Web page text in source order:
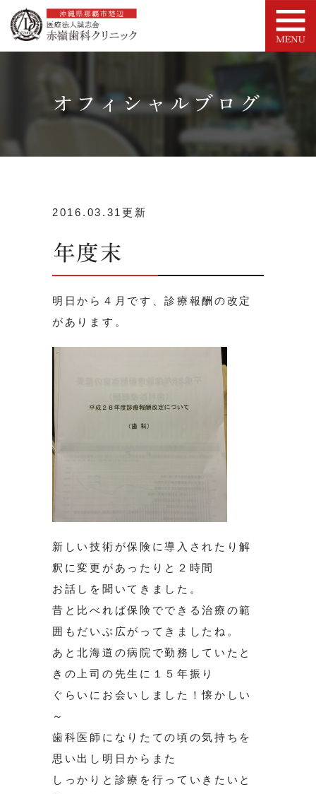
オフィシャルブログ
2016.03.31更新
年度末
明日から４月です、診療報酬の改定
があります。
新しい技術が保険に導入されたり解
釈に変更があったりと２時間
お話しを聞いてきました。
昔と比べれば保険でできる治療の範
囲もだいぶ広がってきましたね。
あと北海道の病院で勤務していたと
きの上司の先生に１５年振り
ぐらいにお会いしました！懐かしい
～
歯科医師になりたての頃の気持ちを
思い出し明日からまた
しっかりと診療を行っていきたいと